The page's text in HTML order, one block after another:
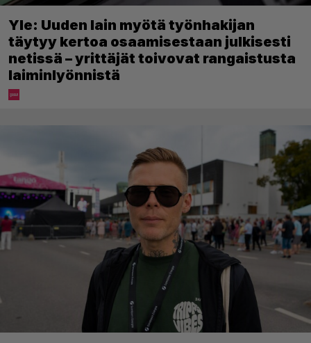
Yle: Uuden lain myötä työnhakijan
täytyy kertoa osaamisestaan julkisesti
netissä – yrittäjät toivovat rangaistusta
laiminlyönnistä